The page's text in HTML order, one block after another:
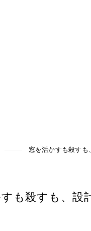
窓を活かすも殺すも
も殺すも、設